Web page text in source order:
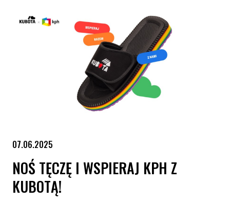
07.06.2025
NOŚ TĘCZĘ I WSPIERAJ KPH Z
KUBOTĄ!